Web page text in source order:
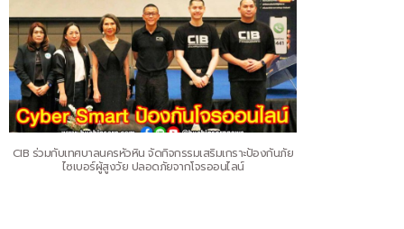
CIB ร่วมกับเทศบาลนครหัวหิน จัดกิจกรรมเสริมเกราะป้องกันภัย
ไซเบอร์ผู้สูงวัย ปลอดภัยจากโจรออนไลน์